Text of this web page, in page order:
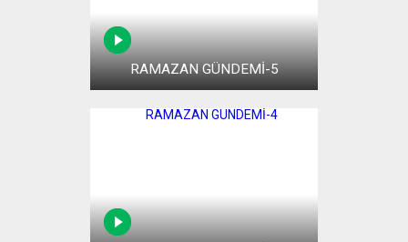
RAMAZAN GÜNDEMİ-5